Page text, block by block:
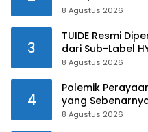
8 Agustus 2026
3
TUIDE Resmi
dari Sub-Label
8 Agustus 2026
4
Polemik
yang
8 Agustus 2026